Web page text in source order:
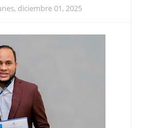
diciembre 01, 2025